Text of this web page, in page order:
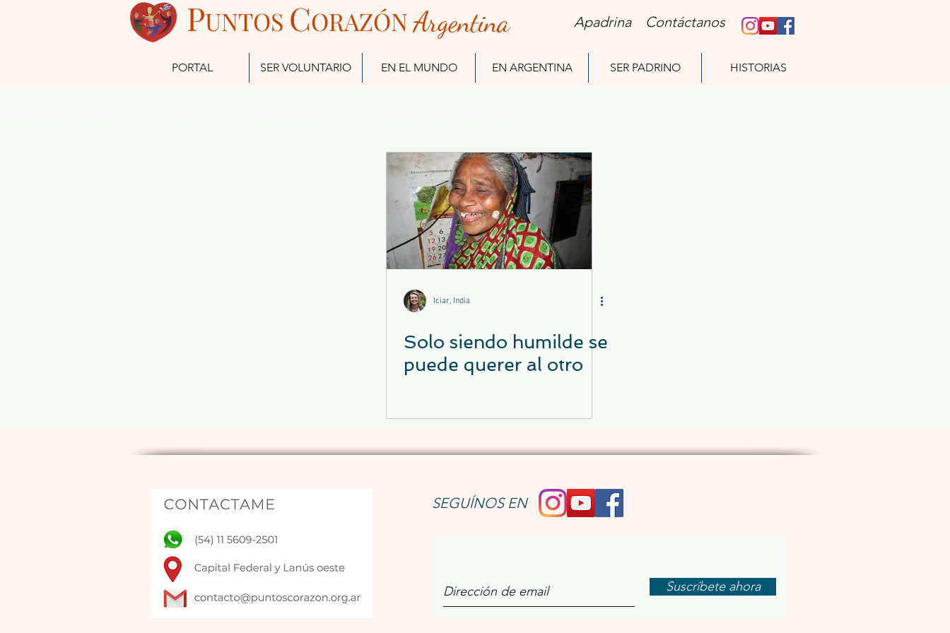
PUNTOS CORAZÓNArgentina Apadrina Contáctanos
PORTAL SER VOLUNTARIO EN EL MUNDO EN ARGENTINA SER PADRINO HISTORIAS
Ex Misioneros
Iciar, India
Solo siendo humilde se
puede querer al otro
SEGUÍNOS EN
Suscríbete ahora